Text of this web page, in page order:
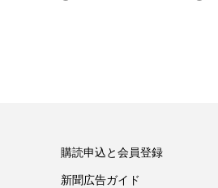
購読申込と会員登録
新聞広告ガイド